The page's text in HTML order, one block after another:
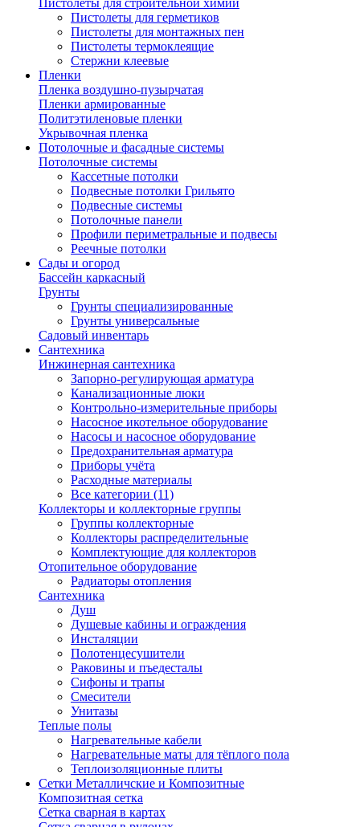
Пистолеты для строительной химии
Пистолеты для герметиков
Пистолеты для монтажных пен
Пистолеты термоклеящие
Стержни клеевые
Пленки
Пленка воздушно-пузырчатая
Пленки армированные
Политэтиленовые пленки
Укрывочная пленка
Потолочные и фасадные системы
Потолочные системы
Кассетные потолки
Подвесные потолки Грильято
Подвесные системы
Потолочные панели
Профили периметральные и подвесы
Реечные потолки
Сады и огород
Бассейн каркасный
Грунты
Грунты специализированные
Грунты универсальные
Садовый инвентарь
Сантехника
Инжинерная сантехника
Запорно-регулирующая арматура
Канализационные люки
Контрольно-измерительные приборы
Насосное икотельное оборудование
Насосы и насосное оборудование
Предохранительная арматура
Приборы учёта
Расходные материалы
Все категории (11)
Коллекторы и коллекторные группы
Группы коллекторные
Коллекторы распределительные
Комплектующие для коллекторов
Отопительное оборудование
Радиаторы отопления
Сантехника
Душ
Душевые кабины и ограждения
Инсталяции
Полотенцесушители
Раковины и пъедесталы
Сифоны и трапы
Смесители
Унитазы
Теплые полы
Нагревательные кабели
Нагревательные маты для тёплого пола
Теплоизоляционные плиты
Сетки Металличские и Композитные
Композитная сетка
Сетка сварная в картах